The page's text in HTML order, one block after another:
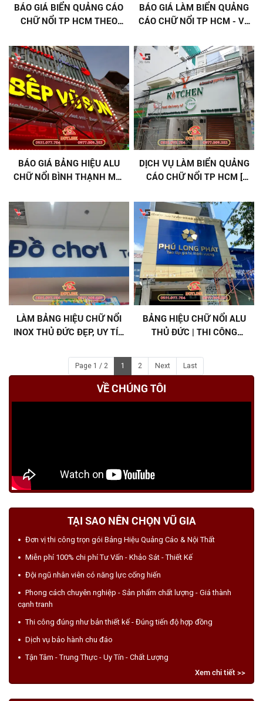
VỀ CHÚNG TÔI
TẠI SAO NÊN CHỌN VŨ GIA
Đơn vị thi công trọn gói Bảng Hiệu Quảng Cáo & Nội Thất
Miễn phí 100% chi phí Tư Vấn - Khảo Sát - Thiết Kế
Đội ngũ nhân viên có năng lực cống hiến
Phong cách chuyên nghiệp - Sản phẩm chất lượng - Giá thành
cạnh tranh
Thi công đúng như bản thiết kế - Đúng tiến độ hợp đồng
Dịch vụ bảo hành chu đáo
Tận Tâm - Trung Thực - Uy Tín - Chất Lượng
Xem chi tiết >>
BÁO GIÁ BIỂN QUẢNG CÁO
CHỮ NỔI TP HCM THEO
BÁO GIÁ LÀM BIỂN QUẢNG
CÁO CHỮ NỔI TP HCM - VŨ
BÁO GIÁ BẢNG HIỆU ALU
CHỮ NỔI BÌNH THẠNH MỚI
DỊCH VỤ LÀM BIỂN QUẢNG
CÁO CHỮ NỔI TP HCM [
LÀM BẢNG HIỆU CHỮ NỔI
INOX THỦ ĐỨC ĐẸP, UY TÍN
HIỆU (BỀN 10 NĂM)
BẢNG HIỆU CHỮ NỔI ALU
THỦ ĐỨC | THI CÔNG
Page 1 / 2 1 2 Next Last